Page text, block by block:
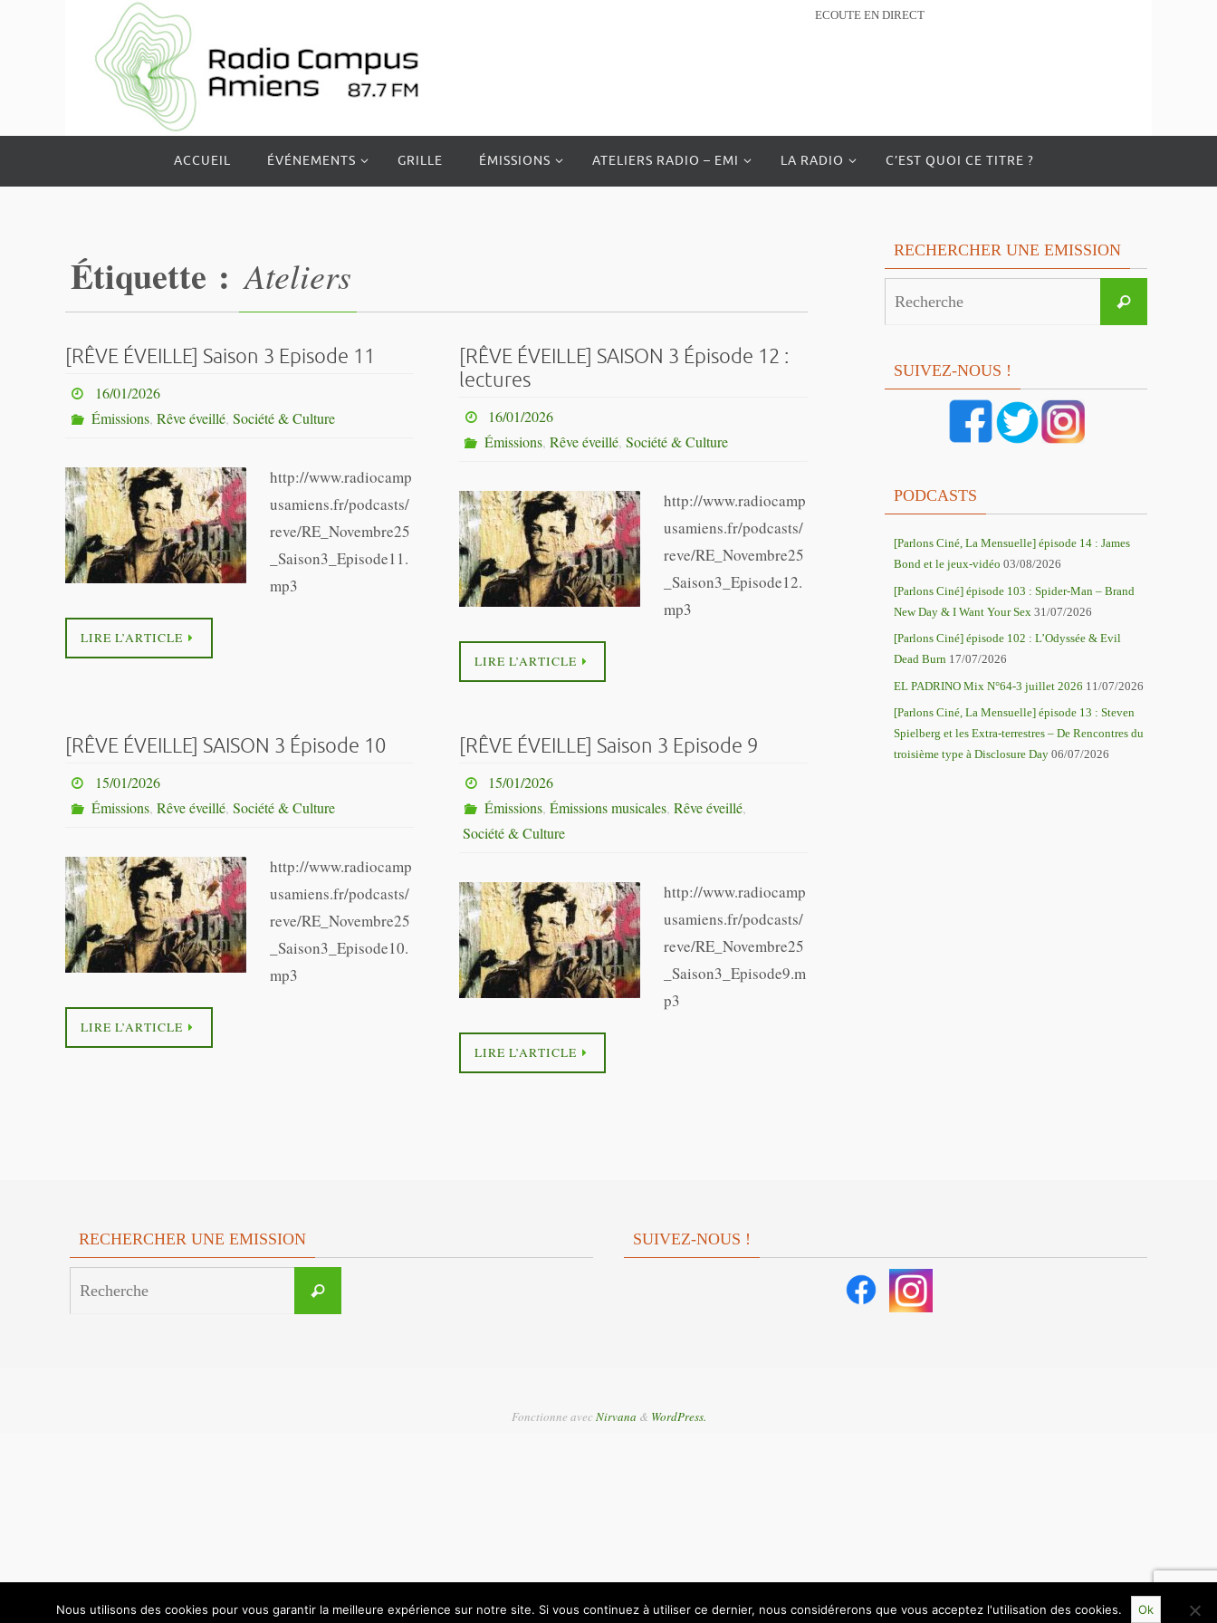
ECOUTE EN DIRECT
le
ACCUEIL ÉVÉNEMENTS GRILLE ÉMISSIONS ATELIERS RADIO – EMI LA RADIO C’EST QUOI CE TITRE ?
Étiquette : Ateliers
[RÊVE ÉVEILLE] Saison 3 Episode 11
16/01/2026
Émissions, Rêve éveillé, Société & Culture
http://www.radiocamp
usamiens.fr/podcasts/
reve/RE_Novembre25
_Saison3_Episode11.
mp3
LIRE L’ARTICLE
[RÊVE ÉVEILLE] SAISON 3 Épisode 12 :
lectures
16/01/2026
Émissions,Rêve éveillé,Société & Culture
http://www.radiocamp
usamiens.fr/podcasts/
reve/RE_Novembre25
_Saison3_Episode12.
mp3
LIRE L’ARTICLE
[RÊVE ÉVEILLE] SAISON 3 Épisode 10
15/01/2026
Émissions, Rêve éveillé, Société & Culture
http://www.radiocamp
usamiens.fr/podcasts/
reve/RE_Novembre25
_Saison3_Episode10.
mp3
LIRE L’ARTICLE
[RÊVE ÉVEILLE] Saison 3 Episode 9
15/01/2026
Émissions,Émissions musicales,Rêve éveillé,
Société & Culture
http://www.radiocamp
usamiens.fr/podcasts/
reve/RE_Novembre25
_Saison3_Episode9.m
p3
LIRE L’ARTICLE
RECHERCHER UNE EMISSION
Recherche
SUIVEZ-NOUS !
PODCASTS
[Parlons Ciné, La Mensuelle] épisode 14 : James
Bond et le jeux-vidéo 03/08/2026
[Parlons Ciné] épisode 103 : Spider-Man – Brand
New Day & I Want Your Sex 31/07/2026
[Parlons Ciné] épisode 102 : L’Odyssée & Evil
Dead Burn 17/07/2026
EL PADRINO Mix N°64-3 juillet 2026 11/07/2026
[Parlons Ciné, La Mensuelle] épisode 13 : Steven
Spielberg et les Extra-terrestres – De Rencontres du
troisième type à Disclosure Day 06/07/2026
RECHERCHER UNE EMISSION
Recherche
SUIVEZ-NOUS !
Fonctionne avec Nirvana & WordPress.
Nous utilisons des cookies pour vous garantir la meilleure expérience sur notre site. Si vous continuez à utiliser ce dernier, nous considérerons que vous acceptez l'utilisation des cookies. Ok